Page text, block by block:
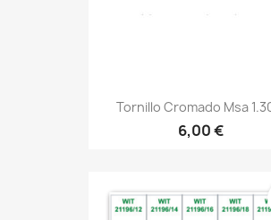
Tornillo Cromado Msa
6,00 €